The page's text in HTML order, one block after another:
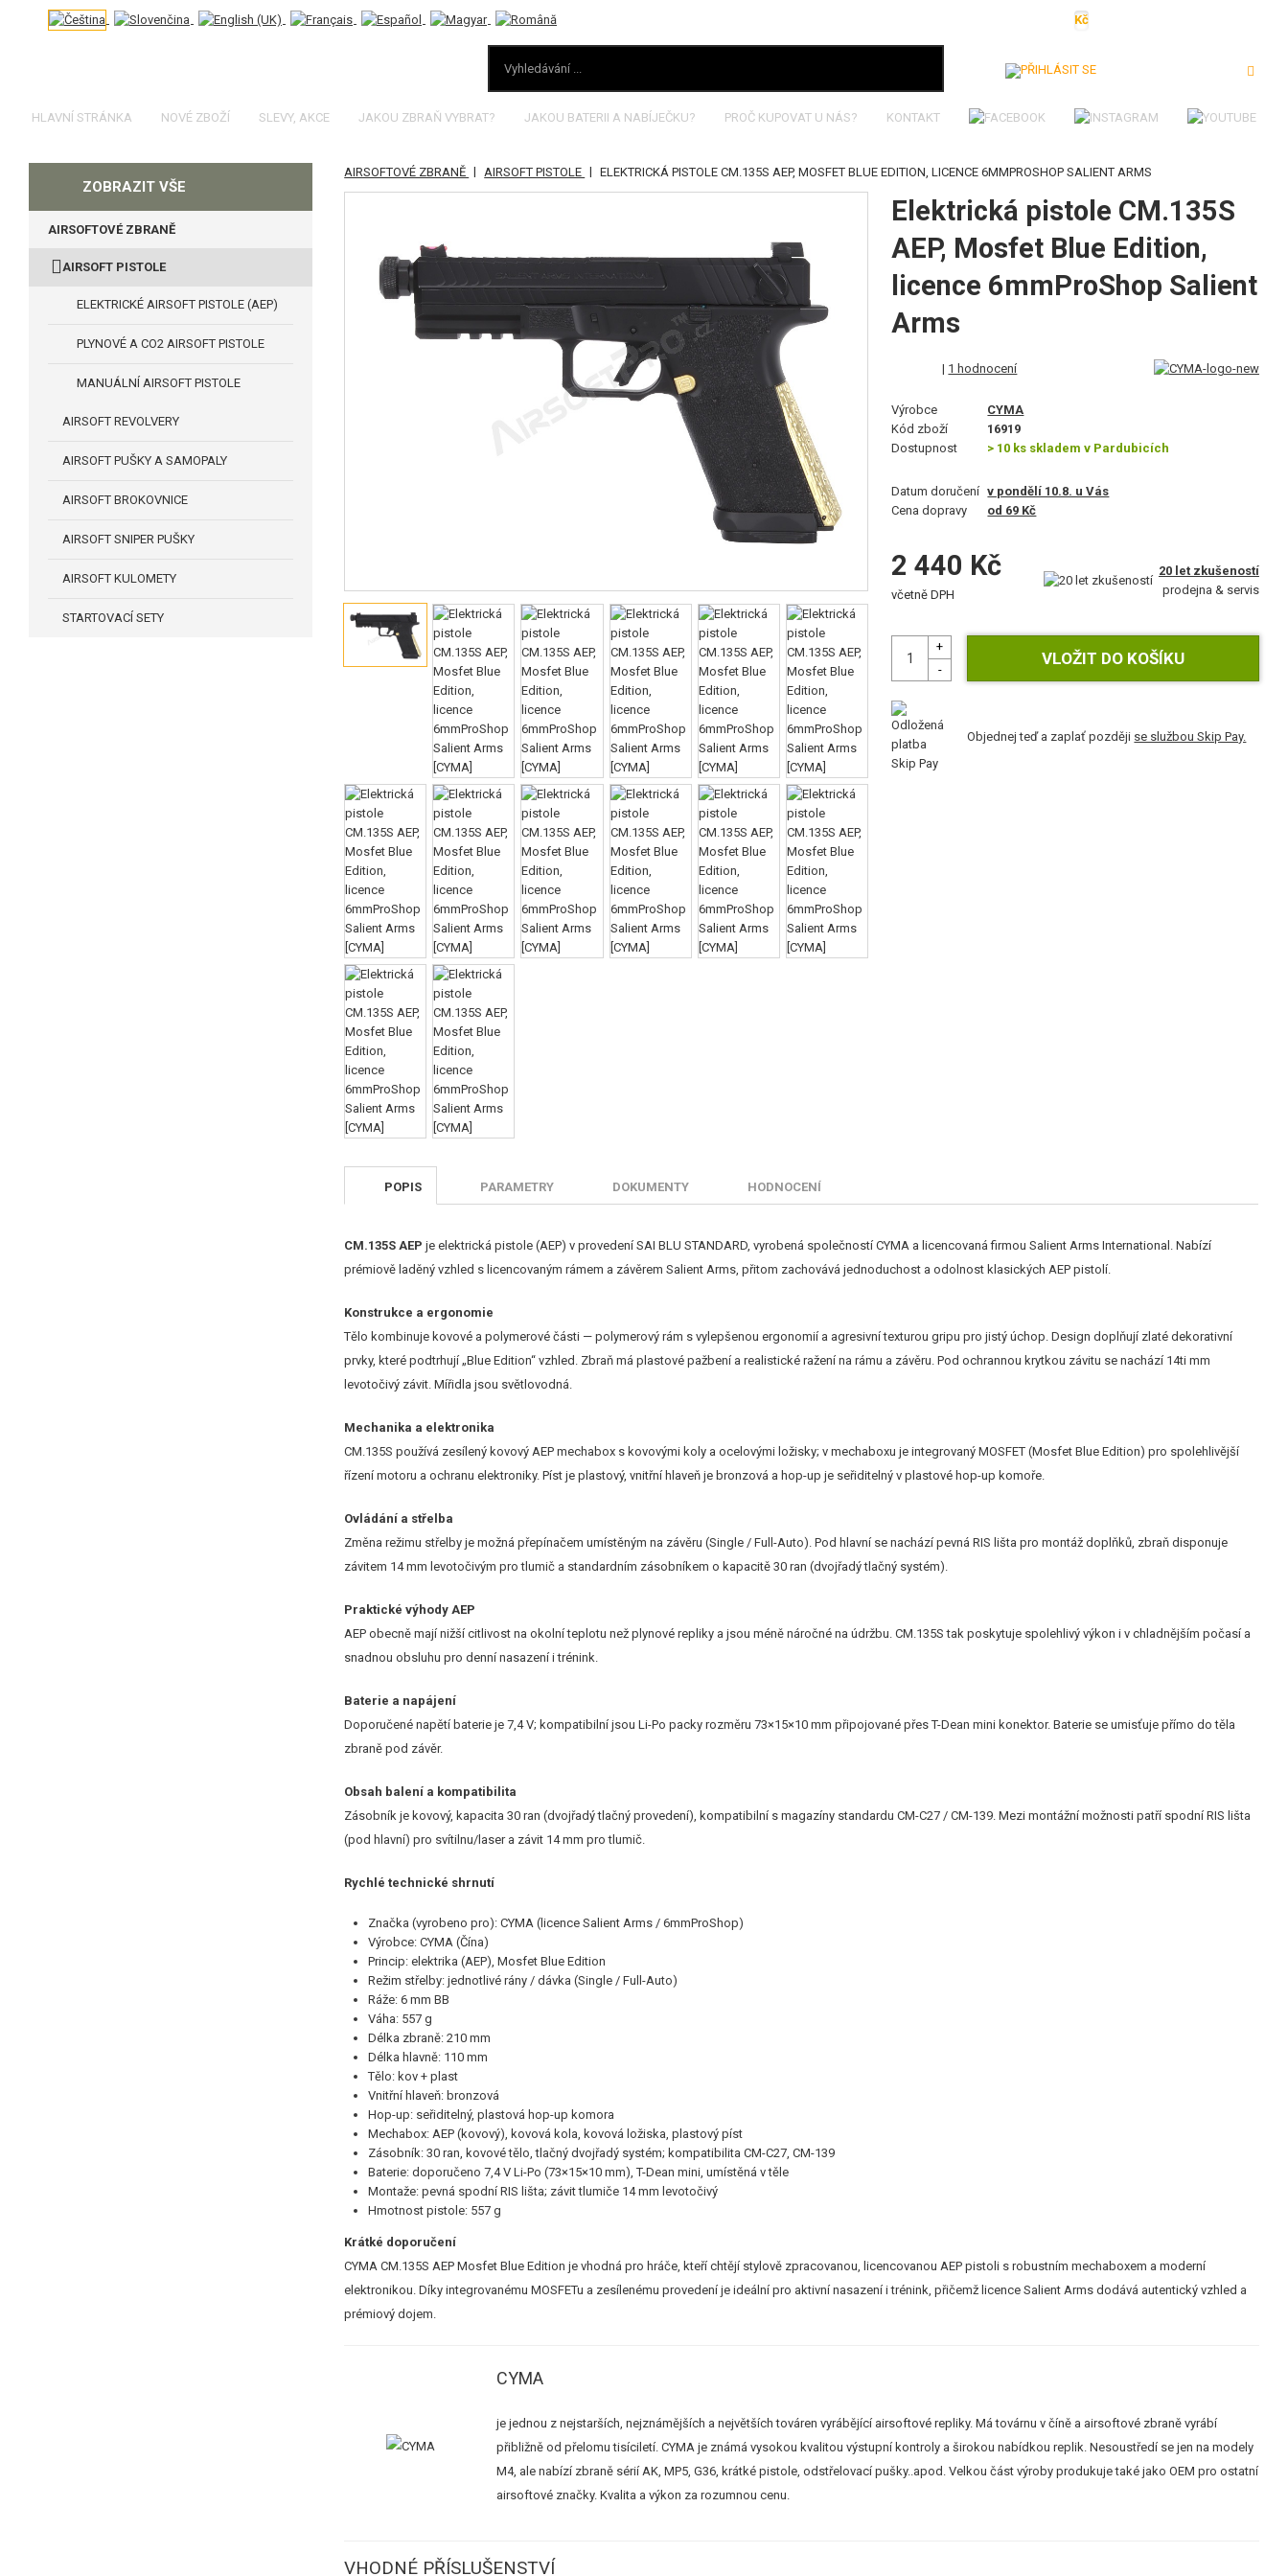
Kč
HLAVNÍ STRÁNKA NOVÉ ZBOŽÍ SLEVY, AKCE JAKOU ZBRAŇ VYBRAT? JAKOU BATERII A NABÍJEČKU? PROČ KUPOVAT U NÁS? KONTAKT
KATEGORIE
ZOBRAZIT VŠE
AIRSOFTOVÉ ZBRANĚ
AIRSOFT PISTOLE
ELEKTRICKÉ AIRSOFT PISTOLE (AEP)
PLYNOVÉ A CO2 AIRSOFT PISTOLE
MANUÁLNÍ AIRSOFT PISTOLE
AIRSOFT REVOLVERY
AIRSOFT PUŠKY A SAMOPALY
AIRSOFT BROKOVNICE
AIRSOFT SNIPER PUŠKY
AIRSOFT KULOMETY
STARTOVACÍ SETY
AIRSOFTOVÉ ZBRANĚ | AIRSOFT PISTOLE | ELEKTRICKÁ PISTOLE CM.135S AEP, MOSFET BLUE EDITION, LICENCE 6MMPROSHOP SALIENT ARMS
Elektrická pistole CM.135S
AEP, Mosfet Blue Edition,
licence 6mmProShop Salient
Arms
| 1 hodnocení
Výrobce
CYMA
Kód zboží
16919
Dostupnost
> 10 ks skladem v Pardubicích
Datum doručení v pondělí 10.8. u Vás
Cena dopravy
od 69 Kč
2 440 Kč
včetně DPH
20 let zkušeností
prodejna & servis
Objednej teď a zaplať později se službou Skip Pay.
POPIS PARAMETRY DOKUMENTY HODNOCENÍ
CM.135S AEPje elektrická pistole (AEP) v provedení SAI BLU STANDARD, vyrobená společností CYMA a licencovaná firmou Salient Arms International. Nabízí
prémiově laděný vzhled s licencovaným rámem a závěrem Salient Arms, přitom zachovává jednoduchost a odolnost klasických AEP pistolí.
Konstrukce a ergonomie
Tělo kombinuje kovové a polymerové části — polymerový rám s vylepšenou ergonomií a agresivní texturou gripu pro jistý úchop. Design doplňují zlaté dekorativní
prvky, které podtrhují „Blue Edition“ vzhled. Zbraň má plastové pažbení a realistické ražení na rámu a závěru. Pod ochrannou krytkou závitu se nachází 14ti mm
levotočivý závit. Mířidla jsou světlovodná.
Mechanika a elektronika
CM.135S používá zesílený kovový AEP mechabox s kovovými koly a ocelovými ložisky; v mechaboxu je integrovaný MOSFET (Mosfet Blue Edition) pro spolehlivější
řízení motoru a ochranu elektroniky. Píst je plastový, vnitřní hlaveň je bronzová a hop-up je seřiditelný v plastové hop-up komoře.
Ovládání a střelba
Změna režimu střelby je možná přepínačem umístěným na závěru (Single / Full-Auto). Pod hlavní se nachází pevná RIS lišta pro montáž doplňků, zbraň disponuje
závitem 14 mm levotočivým pro tlumič a standardním zásobníkem o kapacitě 30 ran (dvojřadý tlačný systém).
Praktické výhody AEP
AEP obecně mají nižší citlivost na okolní teplotu než plynové repliky a jsou méně náročné na údržbu. CM.135S tak poskytuje spolehlivý výkon i v chladnějším počasí a
snadnou obsluhu pro denní nasazení i trénink.
Baterie a napájení
Doporučené napětí baterie je 7,4 V; kompatibilní jsou Li-Po packy rozměru 73×15×10 mm připojované přes T-Dean mini konektor. Baterie se umisťuje přímo do těla
zbraně pod závěr.
Obsah balení a kompatibilita
Zásobník je kovový, kapacita 30 ran (dvojřadý tlačný provedení), kompatibilní s magazíny standardu CM-C27 / CM-139. Mezi montážní možnosti patří spodní RIS lišta
(pod hlavní) pro svítilnu/laser a závit 14 mm pro tlumič.
Rychlé technické shrnutí
Značka (vyrobeno pro): CYMA (licence Salient Arms / 6mmProShop)
Výrobce: CYMA (Čína)
Princip: elektrika (AEP), Mosfet Blue Edition
Režim střelby: jednotlivé rány / dávka (Single / Full-Auto)
Ráže: 6 mm BB
Váha: 557 g
Délka zbraně: 210 mm
Délka hlavně: 110 mm
Tělo: kov + plast
Vnitřní hlaveň: bronzová
Hop-up: seřiditelný, plastová hop-up komora
Mechabox: AEP (kovový), kovová kola, kovová ložiska, plastový píst
Zásobník: 30 ran, kovové tělo, tlačný dvojřadý systém; kompatibilita CM-C27, CM-139
Baterie: doporučeno 7,4 V Li-Po (73×15×10 mm), T-Dean mini, umístěná v těle
Montaže: pevná spodní RIS lišta; závit tlumiče 14 mm levotočivý
Hmotnost pistole: 557 g
Krátké doporučení
CYMA CM.135S AEP Mosfet Blue Edition je vhodná pro hráče, kteří chtějí stylově zpracovanou, licencovanou AEP pistoli s robustním mechaboxem a moderní
elektronikou. Díky integrovanému MOSFETu a zesílenému provedení je ideální pro aktivní nasazení i trénink, přičemž licence Salient Arms dodává autentický vzhled a
prémiový dojem.
CYMA
je jednou z nejstarších, nejznámějších a největších továren vyrábějící airsoftové repliky. Má továrnu v číně a airsoftové zbraně vyrábí
přibližně od přelomu tisíciletí. CYMA je známá vysokou kvalitou výstupní kontroly a širokou nabídkou replik. Nesoustředí se jen na modely
M4, ale nabízí zbraně sérií AK, MP5, G36, krátké pistole, odstřelovací pušky..apod. Velkou část výroby produkuje také jako OEM pro ostatní
airsoftové značky. Kvalita a výkon za rozumnou cenu.
VHODNÉ PŘÍSLUŠENSTVÍ